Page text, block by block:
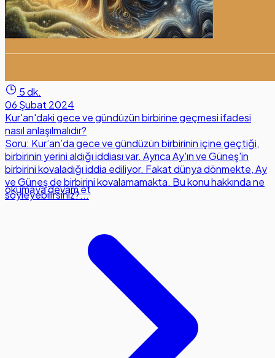
5 dk.
06 Şubat 2024
Kur'an'daki gece ve gündüzün birbirine geçmesi ifadesi
nasıl anlaşılmalıdır?
Soru: Kur’an’da gece ve gündüzün birbirinin içine geçtiği,
birbirinin yerini aldığı iddiası var. Ayrıca Ay'ın ve Güneş'in
birbirini kovaladığı iddia ediliyor. Fakat dünya dönmekte, Ay
ve Güneş de birbirini kovalamamakta. Bu konu hakkında ne
söyleyebilirsiniz?...
okumaya devam et